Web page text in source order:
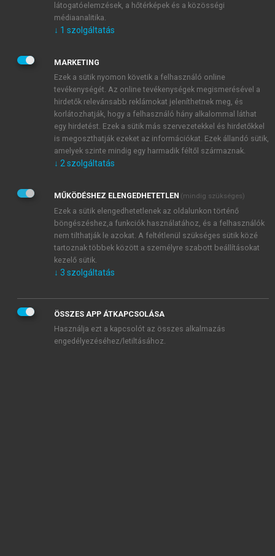
JELSZÓ
JELSZÓ ÚJRA
Kérek értesítést a MeRSZ újdonságairól, akcióiról.
Kérek értesítést az Akadémiai Kiadó Zrt. újdonságairól,
Adatkezelési tájékoztatóbanfoglaltakat tudomásul
veszem és elfogadom.
Általános vásárlási feltételeket, valamint a szotar.netés a
mersz.huoldalak licencszerződéseiben foglaltakat
tudomásul veszem és elfogadom.
KIPRÓBÁLOM
látogatóelemzések, a hőtérképek és a közösségi
médiaanalitika.
↓ 1 szolgáltatás
MARKETING
Ezek a sütik nyomon követik a felhasználó online
tevékenységét. Az online tevékenységek megismerésével a
hirdetők relevánsabb reklámokat jeleníthetnek meg, és
korlátozhatják, hogy a felhasználó hány alkalommal láthat
egy hirdetést. Ezek a sütik más szervezetekkel és hirdetőkkel
is megoszthatják ezeket az információkat. Ezek állandó sütik,
amelyek szinte mindig egy harmadik féltől származnak.
↓ 2 szolgáltatás
MŰKÖDÉSHEZ ELENGEDHETETLEN (mindig szükséges)
Ezek a sütik elengedhetetlenek az oldalunkon történő
böngészéshez,a funkciók használatához, és a felhasználók
nem tilthatják le azokat. A feltétlenül szükséges sütik közé
tartoznak többek között a személyre szabott beállításokat
kezelő sütik.
↓ 3 szolgáltatás
ÖSSZES APP ÁTKAPCSOLÁSA
Használja ezt a kapcsolót az összes alkalmazás
engedélyezéséhez/letiltásához.